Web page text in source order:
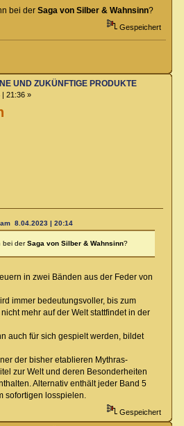
bei der Saga von Silber & Wahnsinn?
Gespeichert
UND ZUKÜNFTIGE PRODUKTE
| 21:36 »
8.04.2023 | 20:14
bei derSaga von Silber & Wahnsinn?
in zwei Bänden aus der Feder von
immer bedeutungsvoller, bis zum
mehr auf der Welt stattfindet in der
auch für sich gespielt werden, bildet
der bisher etablieren Mythras-
zur Welt und deren Besonderheiten
Alternativ enthält jeder Band 5
sofortigen losspielen.
Gespeichert